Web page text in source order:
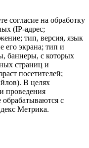
согласие на обработку
(IP-адрес;
тип, версия, язык
его экрана; тип и
баннеры, с которых
страниц и
посетителей;
В целях
проведения
обрабатываются с
Метрика.